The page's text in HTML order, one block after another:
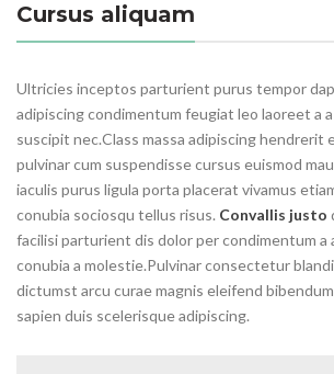
Cursus aliquam
Ultricies inceptos parturient purus tempor
adipiscing condimentum feugiat leo laoreet a
suscipit nec.Class massa adipiscing hendrerit
pulvinar cum suspendisse cursus euismod
iaculis purus ligula porta placerat vivamus
conubia sociosqu tellus risus. Convallis justo
facilisi parturient dis dolor per condimentum a
conubia a molestie.Pulvinar consectetur
dictumst arcu curae magnis eleifend
sapien duis scelerisque adipiscing.